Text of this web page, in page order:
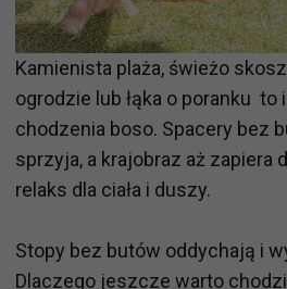
Kamienista plaża, świeżo
ogrodzie lub łąka o poranku
chodzenia boso. Spacery bez
sprzyja, a krajobraz aż zapiera
relaks dla ciała i duszy.
Stopy bez butów oddychają i
Dlaczego jeszcze warto